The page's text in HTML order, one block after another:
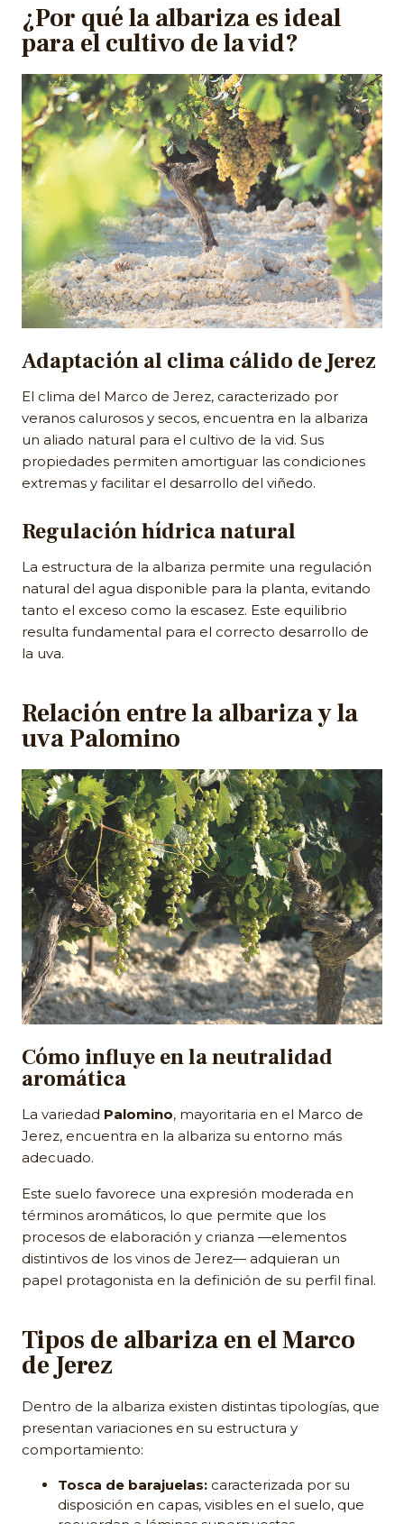
¿Por qué la albariza es ideal
para el cultivo de la vid?
Adaptación al clima cálido de Jerez
El clima del Marco de Jerez, caracterizado por
veranos calurosos y secos, encuentra en la albariza
un aliado natural para el cultivo de la vid. Sus
propiedades permiten amortiguar las condiciones
extremas y facilitar el desarrollo del viñedo.
Regulación hídrica natural
La estructura de la albariza permite una regulación
natural del agua disponible para la planta, evitando
tanto el exceso como la escasez. Este equilibrio
resulta fundamental para el correcto desarrollo de
la uva.
Relación entre la albariza y la
uva Palomino
Cómo influye en la neutralidad
aromática
La variedad Palomino, mayoritaria en el Marco de
Jerez, encuentra en la albariza su entorno más
adecuado.
Este suelo favorece una expresión moderada en
términos aromáticos, lo que permite que los
procesos de elaboración y crianza —elementos
distintivos de los vinos de Jerez— adquieran un
papel protagonista en la definición de su perfil final.
Tipos de albariza en el Marco
de Jerez
Dentro de la albariza existen distintas tipologías, que
presentan variaciones en su estructura y
comportamiento:
Tosca de barajuelas: caracterizada por su
disposición en capas, visibles en el suelo, que